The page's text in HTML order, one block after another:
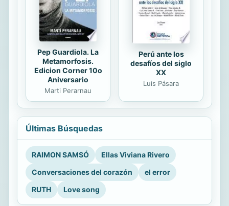
Pep Guardiola. La
Metamorfosis.
Edicion Corner 10o
Aniversario
Marti Perarnau
Perú ante los
desafíos del siglo
XX
Luis Pásara
Últimas Búsquedas
RAIMON SAMSÓ
Ellas Viviana Rivero
Conversaciones del corazón
el error
RUTH
Love song